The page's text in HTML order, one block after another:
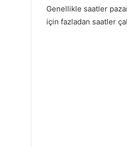
Genellikle saatler
için fazladan saatler